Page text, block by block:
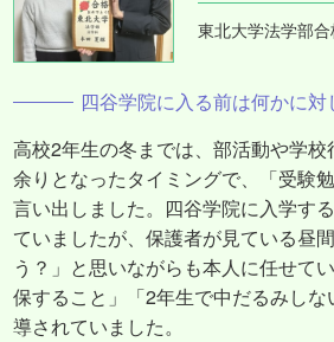
東北大学法学部
四谷学院に入る前は何かに
高校2年生の冬までは、部活動や学
余りとなったタイミングで、「受験
言い出しました。四谷学院に入学す
ていましたが、保護者が見ている昼
う？」と思いながらも本人に任せて
保すること」「2年生で中だるみし
導されていました。